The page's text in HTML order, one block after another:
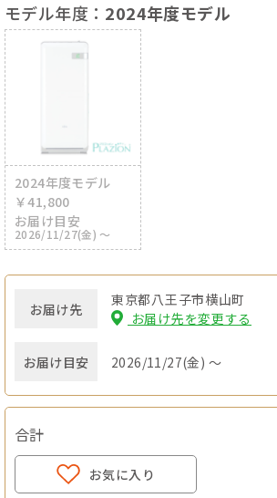
モデル年度： 2024年度モデル
2024年度モデル
￥41,800
お届け目安
2026/11/27(金) ～
お届け先
東京都八王子市横山町
お届け先を変更する
お届け目安 2026/11/27(金) ～
合計
お気に入り